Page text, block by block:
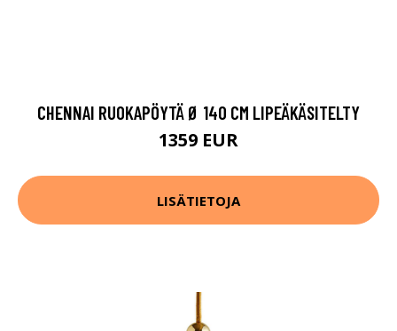
CHENNAI RUOKAPÖYTÄ Ø 140 CM LIPEÄKÄSITELTY
1359 EUR
LISÄTIETOJA